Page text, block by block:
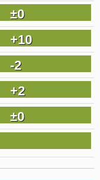
±0
+10
-2
+2
±0